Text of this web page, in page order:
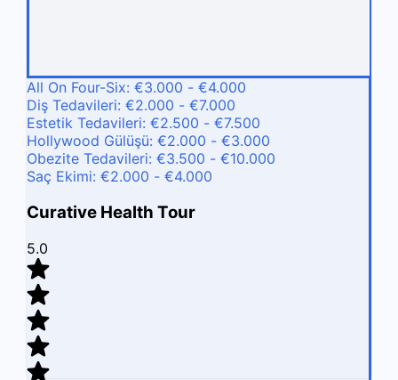
All On Four-Six: €3.000 - €4.000
Diş Tedavileri: €2.000 - €7.000
Estetik Tedavileri: €2.500 - €7.500
Hollywood Gülüşü: €2.000 - €3.000
Obezite Tedavileri: €3.500 - €10.000
Saç Ekimi: €2.000 - €4.000
Curative Health Tour
5.0